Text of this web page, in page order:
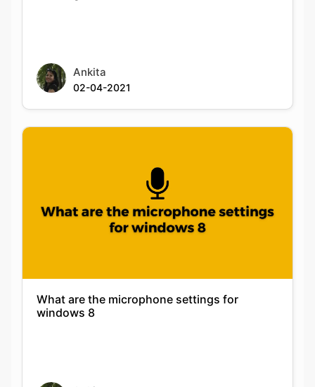
Ankita
02-04-2021
What are the microphone settings for
windows 8